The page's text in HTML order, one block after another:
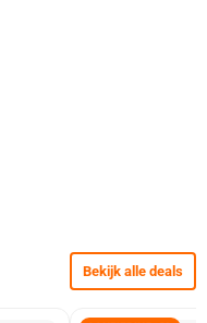
Bekijk alle deals